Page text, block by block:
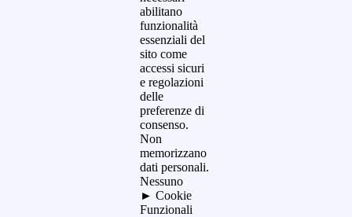
abilitano
funzionalità
essenziali del
sito come
accessi sicuri
e regolazioni
delle
preferenze di
consenso.
Non
memorizzano
dati personali.
Nessuno
► Cookie
Funzionali